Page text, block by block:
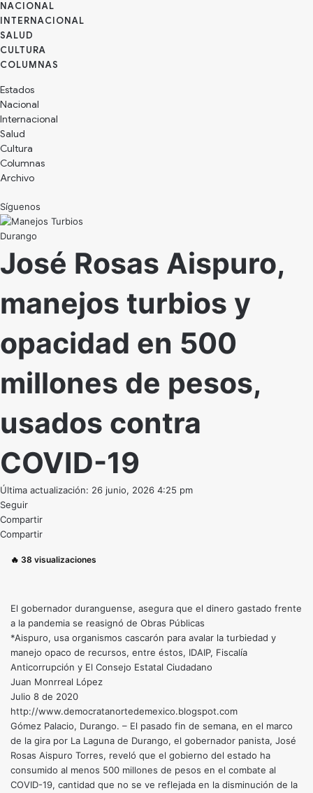
NACIONAL
INTERNACIONAL
SALUD
CULTURA
Estados
Nacional
Internacional
Salud
Cultura
Archivo
Síguenos
Durango
José Rosas Aispuro,
manejos turbios y
opacidad en 500
millones de pesos,
usados contra
COVID-19
Última actualización: 26 junio, 2026 4:25 pm
Seguir
Compartir
Compartir
🔥 38 visualizaciones
El gobernador duranguense, asegura que el dinero gastado frente
a la pandemia se reasignó de Obras Públicas
*Aispuro, usa organismos cascarón para avalar la turbiedad y
manejo opaco de recursos, entre éstos, IDAIP, Fiscalía
Anticorrupción y El Consejo Estatal Ciudadano
Juan Monrreal López
Julio 8 de 2020
http://www.democratanortedemexico.blogspot.com
Gómez Palacio, Durango. – El pasado fin de semana, en el marco
de la gira por La Laguna de Durango, el gobernador panista, José
Rosas Aispuro Torres, reveló que el gobierno del estado ha
consumido al menos 500 millones de pesos en el combate al
COVID-19, cantidad que no se ve reflejada en la disminución de la